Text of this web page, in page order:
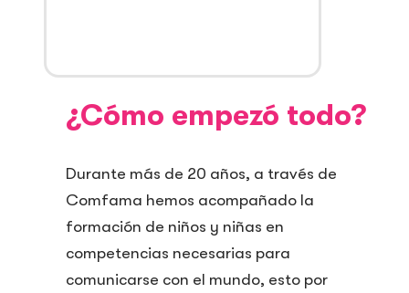
¿Cómo empezó todo?
Durante más de 20 años, a través de
Comfama hemos acompañado la
formación de niños y niñas en
competencias necesarias para
comunicarse con el mundo, esto por